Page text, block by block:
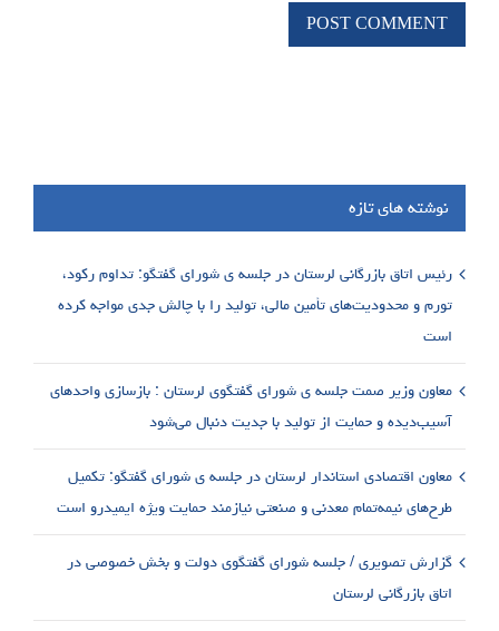
نوشته های تازه
رئیس اتاق بازرگانی لرستان در جلسه ی شورای گفتگو: تداوم رکود،
تورم و محدودیت‌های تأمین مالی، تولید را با چالش جدی مواجه کرده
است
معاون وزیر صمت جلسه ی شورای گفتگوی لرستان : بازسازی واحدهای
آسیب‌دیده و حمایت از تولید با جدیت دنبال می‌شود
معاون اقتصادی استاندار لرستان در جلسه ی شورای گفتگو: تکمیل
طرح‌های نیمه‌تمام معدنی و صنعتی نیازمند حمایت ویژه ایمیدرو است
گزارش تصویری / جلسه شورای گفتگوی دولت و بخش خصوصی در
اتاق بازرگانی لرستان